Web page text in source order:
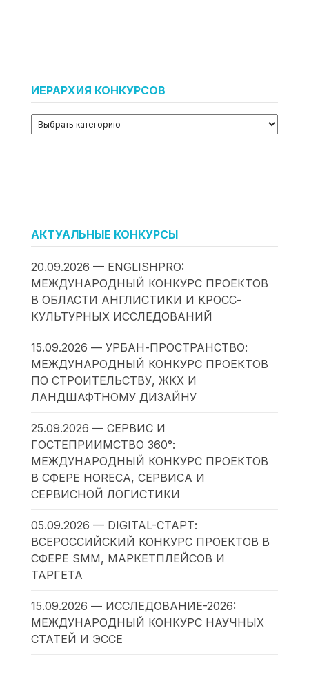
ИЕРАРХИЯ КОНКУРСОВ
АКТУАЛЬНЫЕ КОНКУРСЫ
20.09.2026 — ENGLISHPRO:
МЕЖДУНАРОДНЫЙ КОНКУРС ПРОЕКТОВ
В ОБЛАСТИ АНГЛИСТИКИ И КРОСС-
КУЛЬТУРНЫХ ИССЛЕДОВАНИЙ
15.09.2026 — УРБАН-ПРОСТРАНСТВО:
МЕЖДУНАРОДНЫЙ КОНКУРС ПРОЕКТОВ
ПО СТРОИТЕЛЬСТВУ, ЖКХ И
ЛАНДШАФТНОМУ ДИЗАЙНУ
25.09.2026 — СЕРВИС И
ГОСТЕПРИИМСТВО 360°:
МЕЖДУНАРОДНЫЙ КОНКУРС ПРОЕКТОВ
В СФЕРЕ HORECA, СЕРВИСА И
СЕРВИСНОЙ ЛОГИСТИКИ
05.09.2026 — DIGITAL-СТАРТ:
ВСЕРОССИЙСКИЙ КОНКУРС ПРОЕКТОВ В
СФЕРЕ SMM, МАРКЕТПЛЕЙСОВ И
ТАРГЕТА
15.09.2026 — ИССЛЕДОВАНИЕ-2026:
МЕЖДУНАРОДНЫЙ КОНКУРС НАУЧНЫХ
СТАТЕЙ И ЭССЕ